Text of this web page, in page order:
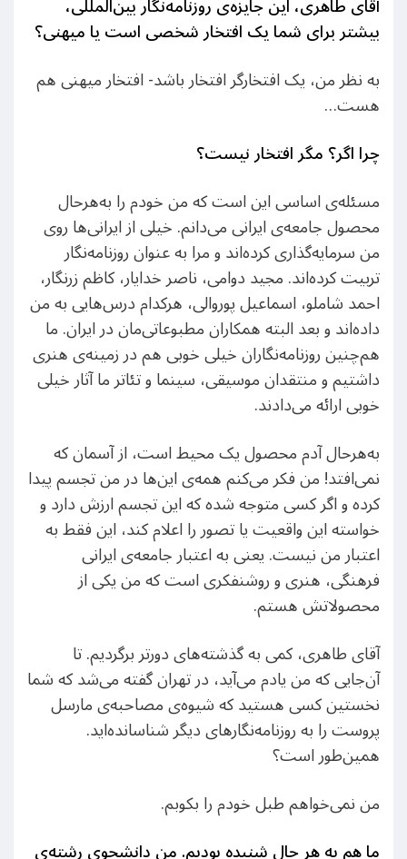
بیشتر برای شما یک افتخار شخصی است یا میهنی؟
به نظر من، یک افتخارگر افتخار باشد- افتخار میهنی هم
هست…
چرا اگر؟ مگر افتخار نیست؟
مسئله‌ی اساسی این است که من خودم را به‌هرحال
محصول جامعه‌ی ایرانی می‌‌دانم. خیلی از ایرانی‌ها روی
من سرمایه‌گذاری کرده‌اند و مرا به عنوان روزنامه‌نگار
تربیت کرده‌اند. مجید دوامی، ناصر خدایار، کاظم زرنگار،
احمد شاملو، اسماعیل پوروالی، هرکدام درس‌هایی به من
داده‌اند و بعد البته همکاران مطبوعاتی‌مان در ایران. ما
هم‌چنین روزنامه‌نگاران خیلی خوبی هم در زمینه‌ی هنری
داشتیم و منتقدان موسیقی، سینما و تئاتر ما آثار خیلی
خوبی ارائه می‌دادند.
به‌‌هرحال آدم محصول یک محیط است، از آسمان که
نمی‌افتد! من فکر می‌کنم همه‌ی این‌ها در من تجسم پیدا
کرده و اگر کسی متوجه شده که این تجسم ارزش دارد و
خواسته این واقعیت یا تصور را اعلام کند، این فقط به
اعتبار من نیست. یعنی به اعتبار جامعه‌ی ایرانی
فرهنگی، هنری و روشنفکری است که من یکی از
محصولاتش هستم.
آقای طاهری، کمی به گذشته‌های دورتر برگردیم. تا
آن‌جایی که من یادم می‌آید، در تهران گفته می‌شد که شما
نخستین کسی هستید که شیوه‌ی مصاحبه‌ی مارسل
پروست را به روزنامه‌نگارهای دیگر شناسانده‌اید.
همین‌طور است؟
من نمی‌خواهم طبل خودم را بکوبم.
ما هم به هر حال شنیده بودیم. من دانشجوی رشته‌ی